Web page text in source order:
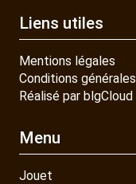
Liens utiles
Mentions légales
Conditions générales
Réalisé par blgCloud
Menu
Jouet